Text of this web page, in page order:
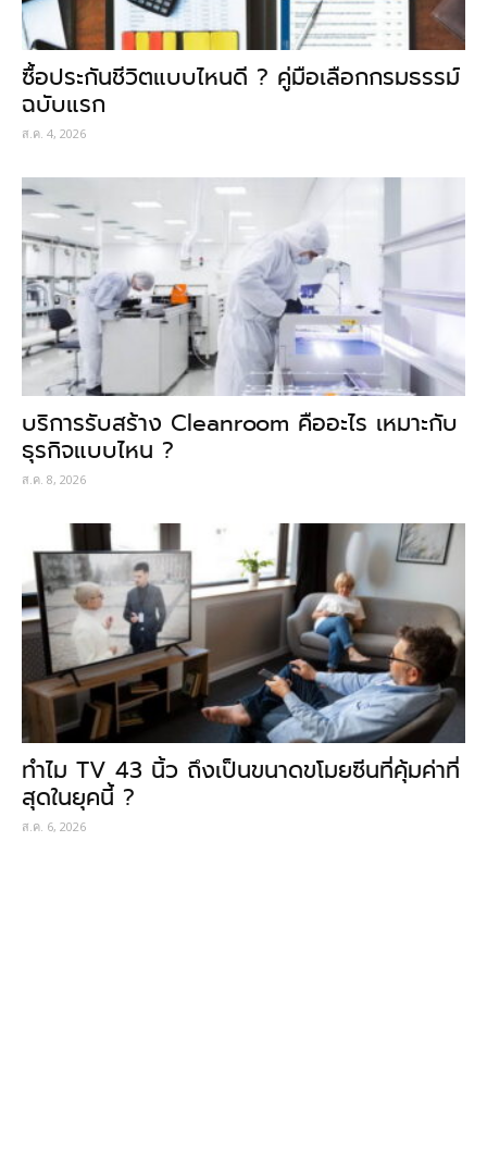
ซื้อประกันชีวิตแบบไหนดี ? คู่มือเลือกกรมธรรม์
ฉบับแรก
ส.ค. 4, 2026
บริการรับสร้าง Cleanroom คืออะไร เหมาะกับ
ธุรกิจแบบไหน ?
ส.ค. 8, 2026
ทำไม TV 43 นิ้ว ถึงเป็นขนาดขโมยซีนที่คุ้มค่าที่
สุดในยุคนี้ ?
ส.ค. 6, 2026